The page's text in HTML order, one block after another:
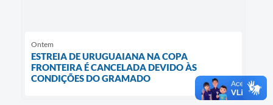
Ontem
ESTREIA DE URUGUAIANA NA COPA
FRONTEIRA É CANCELADA DEVIDO ÀS
CONDIÇÕES DO GRAMADO